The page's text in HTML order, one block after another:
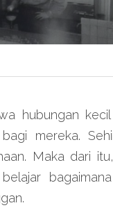
hubungan
mereka.
Maka dari